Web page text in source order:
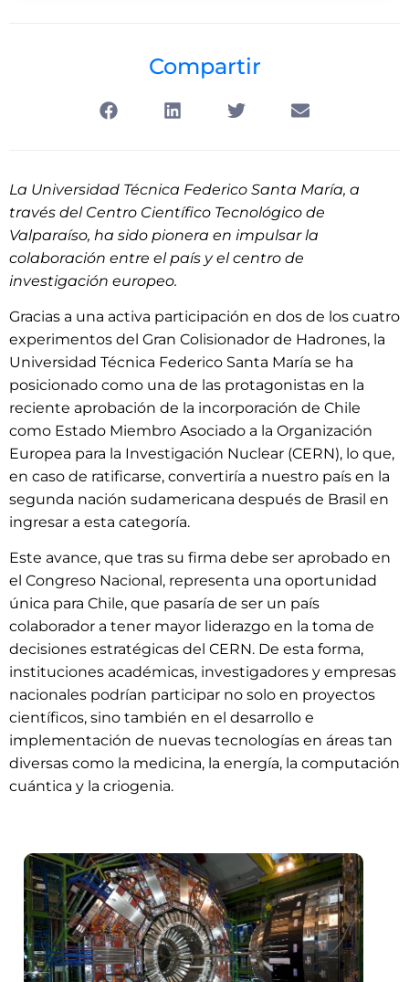
Compartir
La Universidad Técnica Federico Santa María, a
través del Centro Científico Tecnológico de
Valparaíso, ha sido pionera en impulsar la
colaboración entre el país y el centro de
investigación europeo.
Gracias a una activa participación en dos de los cuatro
experimentos del Gran Colisionador de Hadrones, la
Universidad Técnica Federico Santa María se ha
posicionado como una de las protagonistas en la
reciente aprobación de la incorporación de Chile
como Estado Miembro Asociado a la Organización
Europea para la Investigación Nuclear (CERN), lo que,
en caso de ratificarse, convertiría a nuestro país en la
segunda nación sudamericana después de Brasil en
ingresar a esta categoría.
Este avance, que tras su firma debe ser aprobado en
el Congreso Nacional, representa una oportunidad
única para Chile, que pasaría de ser un país
colaborador a tener mayor liderazgo en la toma de
decisiones estratégicas del CERN. De esta forma,
instituciones académicas, investigadores y empresas
nacionales podrían participar no solo en proyectos
científicos, sino también en el desarrollo e
implementación de nuevas tecnologías en áreas tan
diversas como la medicina, la energía, la computación
cuántica y la criogenia.